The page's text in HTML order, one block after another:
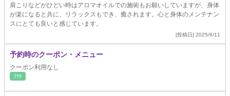
肩こりなどがひどい時はアロマオイルでの施術もお願いしていますが、身体
が楽になると共に、リラックスもでき、癒されます。心と身体のメンテナン
スにとても良いと感じています。
[投稿日] 2025/6/11
予約時のクーポン・メニュー
クーポン利用なし
ﾘﾗｸ